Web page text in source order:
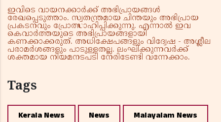
ഇവിടെ വായനക്കാർക്ക് അഭിപ്രായങ്ങൾ
രേഖപ്പെടുത്താം. സ്വതന്ത്രമായ ചിന്തയും അഭിപ്രായ
പ്രകടനവും പ്രോത്സാഹിപ്പിക്കുന്നു. എന്നാൽ ഇവ
കെവാർത്തയുടെ അഭിപ്രായങ്ങളായി
കണക്കാക്കരുത്. അധിക്ഷേപങ്ങളും വിദ്വേഷ - അശ്ലീല
പരാമർശങ്ങളും പാടുള്ളതല്ല. ലംഘിക്കുന്നവർക്ക്
ശക്തമായ നിയമനടപടി നേരിടേണ്ടി വന്നേക്കാം.
Tags
Kerala News News Malayalam News